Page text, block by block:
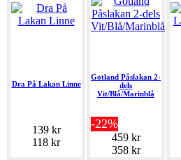
Dra På Lakan Linne
139 kr
118 kr
Gotland Påslakan 2-
dels
Vit/Blå/Marinblå
-22%
459 kr
358 kr